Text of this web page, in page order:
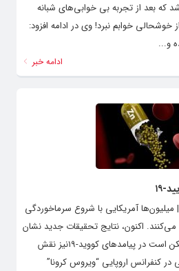
بعد از تجربه بی خوابی‌های شبانه
خوشحالی خوابم نبرد! وی در ادامه افزود:
و...
ادامه خبر
۱۹
میلیون‌ها آمریکایی با شروع سرماخوردگی
اکنون، نتایج تحقیقات جدید نشان
می‌دهد که این ماده مغذی ممکن است در پیامدهای کووید-۱۹نیز نقش
کنفرانس اروپایی “ویروس کرونا”